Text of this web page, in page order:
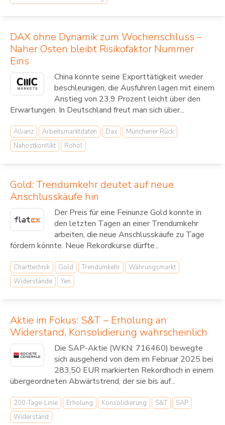
DAX ohne Dynamik zum Wochenschluss –
Naher Osten bleibt Risikofaktor Nummer
Eins
China konnte seine Exporttätigkeit wieder
beschleunigen, die Ausfuhren lagen mit einem
Anstieg von 23,9 Prozent leicht über den
Erwartungen. In Deutschland freut man sich über...
Allianz Arbeitsmarktdaten Dax
Münchener Rück
Nahostkonflikt
Rohöl
Gold: Trendumkehr deutet auf neue
Anschlusskäufe hin
Der Preis für eine Feinunze Gold konnte in
den letzten Tagen an einer Trendumkehr
arbeiten, die neue Anschlusskäufe zu Tage
fördern könnte. Neue Rekordkurse dürfte...
Charttechnik Gold Trendumkehr
Währungsmarkt
Widerstände
Yen
Aktie im Fokus: S&T – Erholung an
Widerstand, Konsolidierung wahrscheinlich
Die SAP-Aktie (WKN: 716460) bewegte
sich ausgehend von dem im Februar 2025 bei
283,50 EUR markierten Rekordhoch in einem
übergeordneten Abwärtstrend, der sie bis auf...
200-Tage-Linie Erholung Konsolidierung S&T
SAP
Widerstand